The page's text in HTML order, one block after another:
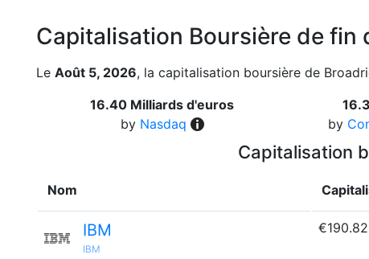
Capitalisation Boursière de
Le Août 5, 2026, la capitalisation boursière de
16.40 Milliards d'euros
by Nasdaq
by
Capitalisation
Nom
IBM
IBM